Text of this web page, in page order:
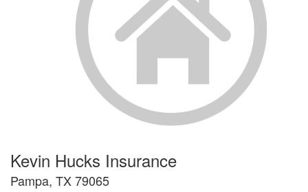
Kevin Hucks Insurance
Pampa, TX 79065